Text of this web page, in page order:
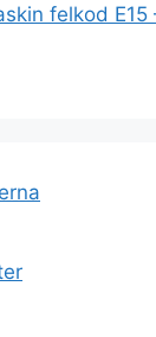
felkod E15